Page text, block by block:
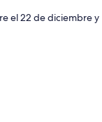
el 22 de diciembre y